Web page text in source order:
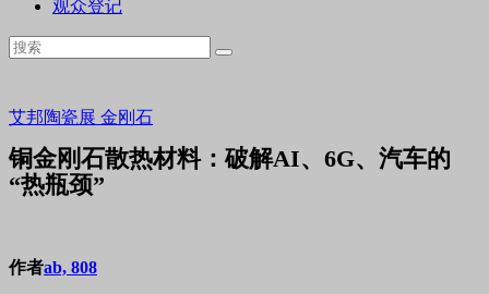
观众登记
艾邦陶瓷展 金刚石
铜金刚石散热材料：破解AI、6G、汽车的
“热瓶颈”
作者ab, 808